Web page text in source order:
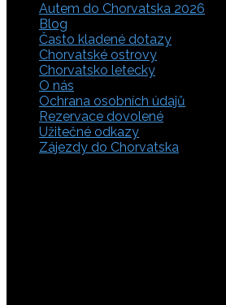
Autem do Chorvatska 2026
Blog
Často kladené dotazy
Chorvatské ostrovy
Chorvatsko letecky
O nás
Ochrana osobních údajů
Rezervace dovolené
Užitečné odkazy
Zájezdy do Chorvatska